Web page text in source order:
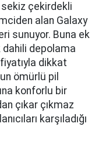
sekiz çekirdekli
alan Galaxy
sunuyor. Buna ek
dahili depolama
fiyatıyla dikkat
ömürlü pil
konforlu bir
çıkar çıkmaz
karşıladığı